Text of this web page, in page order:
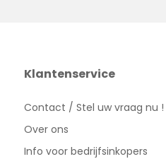
Klantenservice
Contact / Stel uw vraag nu !
Over ons
Info voor bedrijfsinkopers